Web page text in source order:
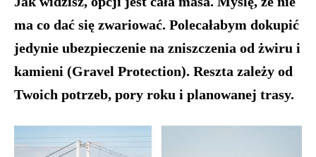
ma co dać się zwariować. Polecałabym dokupić
jedynie ubezpieczenie na zniszczenia od żwiru i
kamieni (Gravel Protection). Reszta zależy od
Twoich potrzeb, pory roku i planowanej trasy.